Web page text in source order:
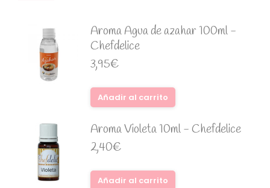
Aroma Agua de azahar 100ml -
Chefdelice
3,95€
Añadir al carrito
Aroma Violeta 10ml - Chefdelice
2,40€
Añadir al carrito